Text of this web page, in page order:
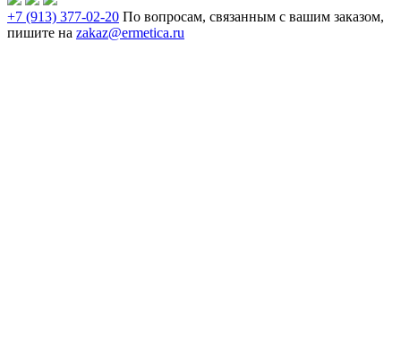
+7 (913) 377-02-20 По вопросам, связанным с вашим заказом,
пишите на zakaz@ermetica.ru